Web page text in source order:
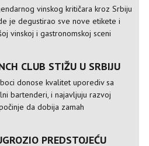
vinskog kritičara kroz Srbiju
je degustirao sve nove etikete i
vinskoj i gastronomskoj sceni
CLUB STIŽU U SRBIJU
donose kvalitet uporediv sa
bartenderi, i najavljuju razvoj
da dobija zamah
PREDSTOJEĆU